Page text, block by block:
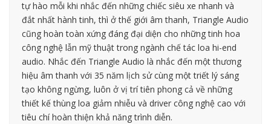
tự hào mỗi khi nhắc đến những chiếc siêu xe nhanh và
đắt nhất hành tinh, thì ở thế giới âm thanh, Triangle Audio
cũng hoàn toàn xứng đáng đại diện cho những tinh hoa
công nghệ lẫn mỹ thuật trong ngành chế tác loa hi-end
audio. Nhắc đến Triangle Audio là nhắc đến một thương
hiệu âm thanh với 35 năm lịch sử cùng một triết lý sáng
tạo không ngừng, luôn ở vị trí tiên phong cả về những
thiết kế thùng loa giảm nhiễu và driver công nghệ cao với
tiêu chí hoàn thiện khả năng trình diễn.